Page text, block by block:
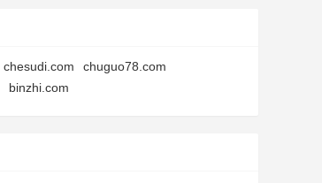
chesudi.com
chuguo78.com
binzhi.com